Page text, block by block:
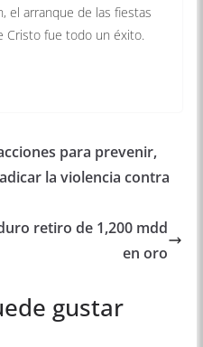
el arranque de las fiestas
Cristo fue todo un éxito.
para prevenir,
la violencia contra
retiro de 1,200 mdd
en oro
gustar